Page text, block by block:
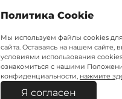
Политика Cookie
Мы используем файлы cookies
сайта. Оставаясь на нашем сайте,
условиями использования
ознакомиться с нашими
конфиденциальности, нажмите
Я согласен